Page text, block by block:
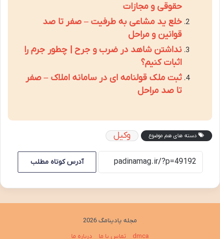
حقوقی و مجازات
خلع ید مشاعی به طرفیت – صفر تا صد
قوانین و مراحل
نداشتن شاهد در ضرب و جرح | چطور جرم را
اثبات کنیم؟
ثبت ملک قولنامه ای در سامانه املاک – صفر
تا صد مراحل
دسته های هم موضوع وکیل
آدرس کوتاه مطلب
مجله پادینامگ 2026
dmca
تماس با ما درباره ما